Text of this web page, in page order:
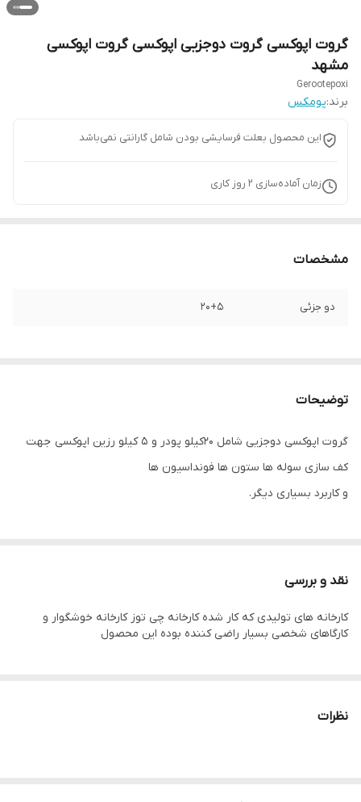
گروت اپوکسی گروت دوجزیی اپوکسی گروت اپوکسی
مشهد
Gerootepoxi
برند:پومکس
این محصول بعلت فرسایشی بودن شامل گارانتی نمی‌باشد
زمان آماده‌سازی 2 روز کاری
مشخصات
دو جزئی 20+5
توضیحات
گروت اپوکسی دوجزیی شامل 20کیلو پودر و 5 کیلو رزین اپوکسی جهت
کف سازی سوله ها ستون ها فونداسیون ها
و کاربرد بسیاری دیگر.
نقد و بررسی
کارخانه های تولیدی که کار شده کارخانه چی توز کارخانه خوشگوار و
کارگاهای شخصی بسیار راضی کننده بوده این محصول
نظرات